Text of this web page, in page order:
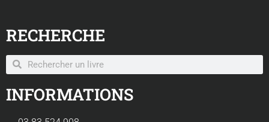
RECHERCHE
INFORMATIONS